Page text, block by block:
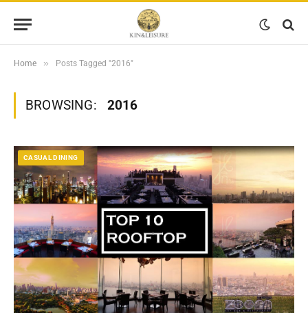
Home » Posts Tagged "2016"
BROWSING: 2016
CASUAL DINING